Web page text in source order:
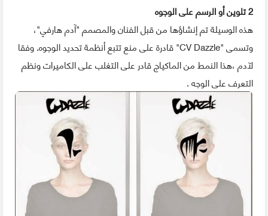
2 تلوين أو الرسم على الوجوه
هذه الوسيلة تم إنشاؤها من قبل الفنان والمصمم "آدم هارفي"،
وتسمى "CV Dazzle" قادرة على منع تتبع أنظمة تحديد الوجوه. وفقا
لآدم ،هذا النمط من الماكياج قادر على التغلب على الكاميرات ونظم
التعرف على الوجه .